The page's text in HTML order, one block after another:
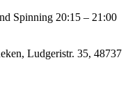
Spinning 20:15 – 21:00
Ludgeristr. 35, 48737